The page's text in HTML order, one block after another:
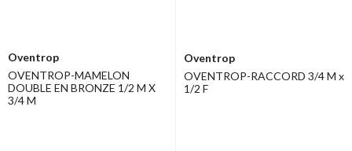
Oventrop
OVENTROP-MAMELON
DOUBLE EN BRONZE 1/2 M X
3/4 M
Oventrop
OVENTROP-RACCORD 3/4 M x
1/2 F